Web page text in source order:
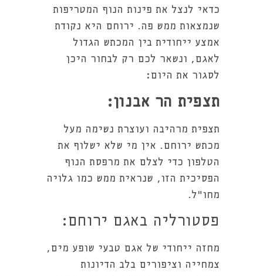
כדאי לנצל את פינות הנוף המטריפות
שנמצאות ממש פה. ירוחם היא נקודת
אמצע ייחודית בין המכתש הגדול
לאגם, ונשאר לכם רק לבחור היכן
לסגור את היום:
תצפית הר אבנון:
תצפית מרהיבה ועוצרת נשימה מעל
מכתש ירוחם. אין מי שלא ישלוף את
הטלפון כדי לצלם את מרפסת הנוף
הפסיכית הזו, שנראית ממש כמו גלויה
מחו"ל.
פסטורליה באגם ירוחם:
מחזה ייחודי של אגם טבעי שופע מים,
צמחייה וציפורים בלב הדיונות